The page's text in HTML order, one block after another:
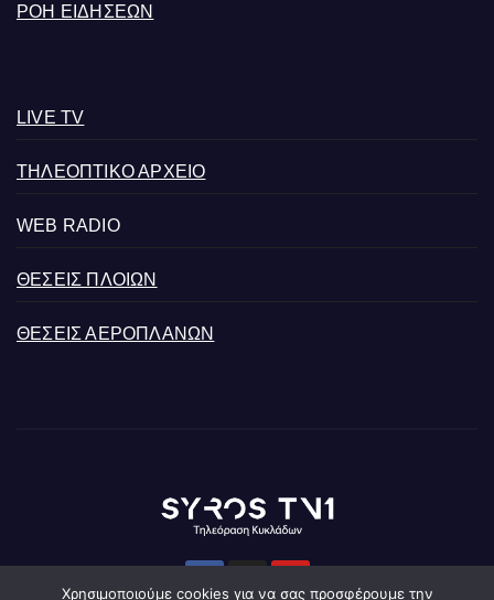
ΡΟΗ ΕΙΔΗΣΕΩΝ
LIVE TV
ΤΗΛΕΟΠΤΙΚΟ ΑΡΧΕΙΟ
WEB RADIO
ΘΕΣΕΙΣ ΠΛΟΙΩΝ
ΘΕΣΕΙΣ ΑΕΡΟΠΛΑΝΩΝ
Χρησιμοποιούμε cookies για να σας προσφέρουμε την